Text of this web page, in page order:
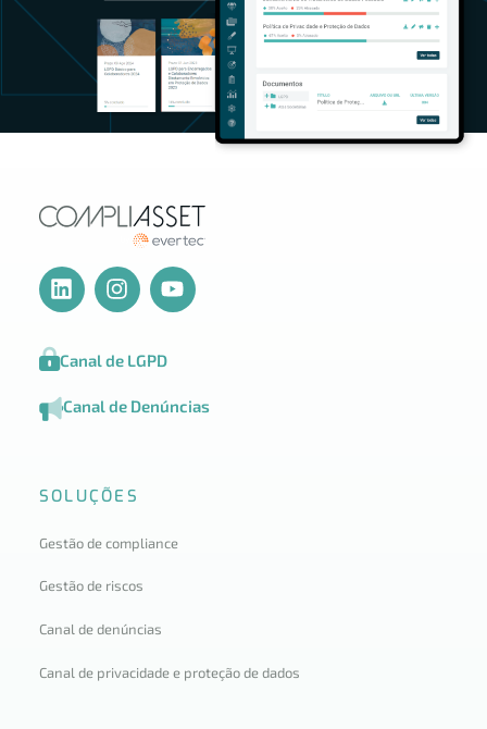
Canal de LGPD
Canal de Denúncias
SOLUÇÕES
Gestão de compliance
Gestão de riscos
Canal de denúncias
Canal de privacidade e proteção de dados